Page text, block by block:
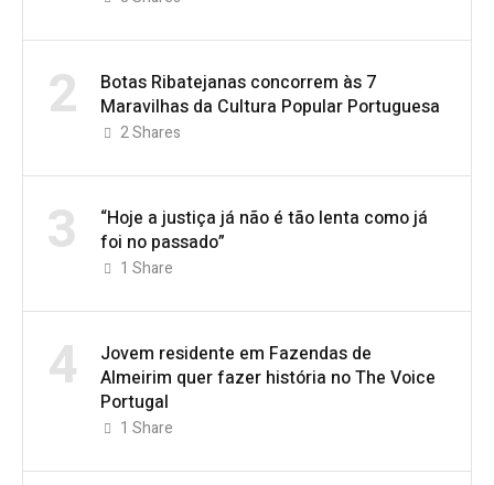
2
Botas Ribatejanas concorrem às 7
Maravilhas da Cultura Popular Portuguesa
2Shares
3
“Hoje a justiça já não é tão lenta como já
foi no passado”
1 Share
4
Jovem residente em Fazendas de
Almeirim quer fazer história no The Voice
Portugal
1 Share